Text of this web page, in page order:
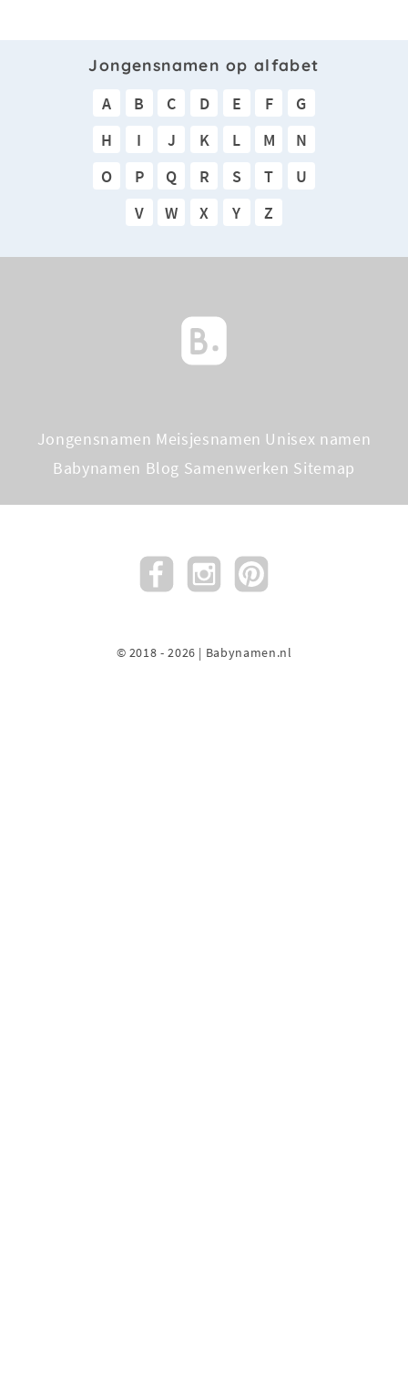
Jongensnamen op alfabet
A B C D E F
G
H
I J K L M
N
O
P Q R S T
U
V
W X Y Z
Jongensnamen Meisjesnamen Unisex namen
Babynamen Blog Samenwerken Sitemap
© 2018 - 2026 | Babynamen.nl